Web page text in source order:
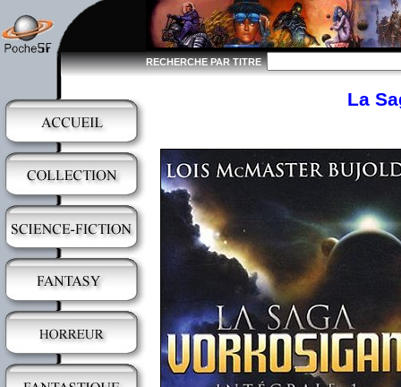
RECHERCHE PAR TITRE
La